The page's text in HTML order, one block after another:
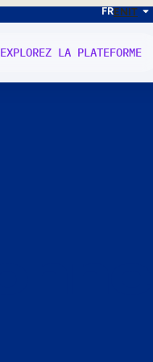
FRENIT
EXPLOREZ LA PLATEFORME